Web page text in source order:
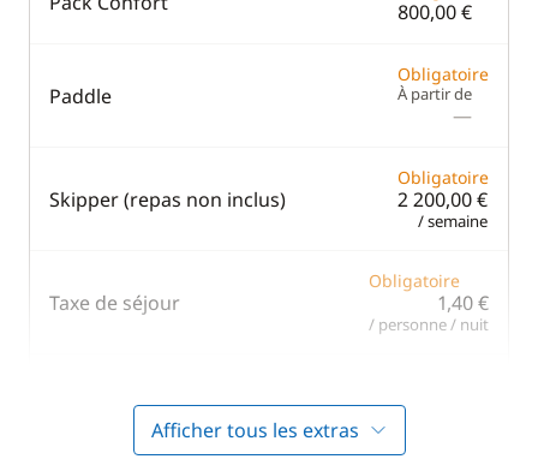
800,00 €
Paddle
Obligatoire
À partir de
—
Skipper (repas non inclus)
Obligatoire
2 200,00 €
/ semaine
Taxe de séjour
Obligatoire
1,40 €
/ personne / nuit
—
Afficher tous les extras